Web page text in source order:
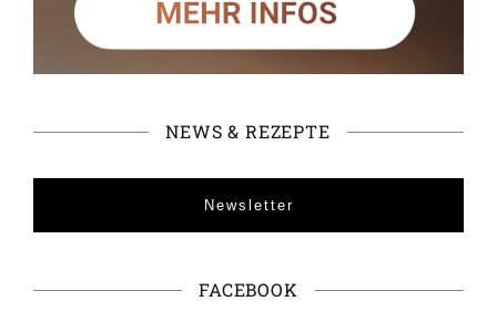
NEWS & REZEPTE
Newsletter
FACEBOOK